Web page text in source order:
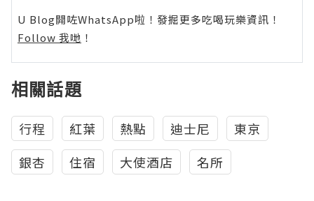
U Blog開咗WhatsApp啦！發掘更多吃喝玩樂資訊！
Follow 我哋 ！
相關話題
行程 紅葉 熱點 迪士尼
東京
銀杏
住宿 大使酒店 名所